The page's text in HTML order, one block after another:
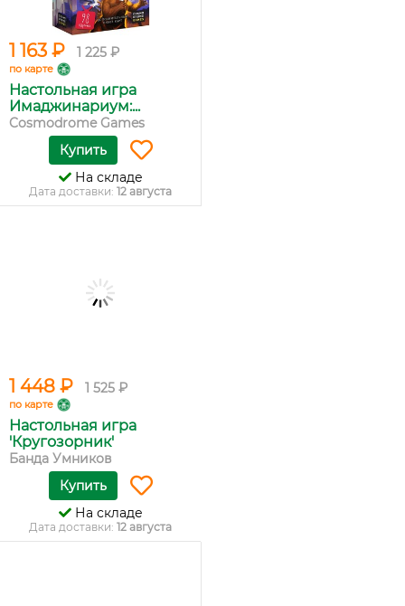
1 163 ₽ 1 225 ₽
по карте
Настольная игра
Имаджинариум:...
Cosmodrome Games
Купить
На складе
Дата доставки: 12 августа
1 448 ₽ 1 525 ₽
по карте
Настольная игра
'Кругозорник'
Банда Умников
Купить
На складе
Дата доставки: 12 августа